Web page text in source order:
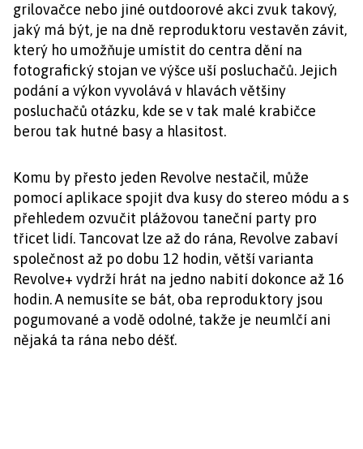
grilovačce nebo jiné outdoorové akci zvuk takový,
jaký má být, je na dně reproduktoru vestavěn závit,
který ho umožňuje umístit do centra dění na
fotografický stojan ve výšce uší posluchačů. Jejich
podání a výkon vyvolává v hlavách většiny
posluchačů otázku, kde se v tak malé krabičce
berou tak hutné basy a hlasitost.
Komu by přesto jeden Revolve nestačil, může
pomocí aplikace spojit dva kusy do stereo módu a s
přehledem ozvučit plážovou taneční party pro
třicet lidí. Tancovat lze až do rána, Revolve zabaví
společnost až po dobu 12 hodin, větší varianta
Revolve+ vydrží hrát na jedno nabití dokonce až 16
hodin. A nemusíte se bát, oba reproduktory jsou
pogumované a vodě odolné, takže je neumlčí ani
nějaká ta rána nebo déšť.